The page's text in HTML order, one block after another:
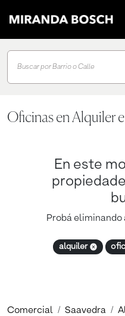
Buscar por Barrio o Calle
Oficinas en Alquiler
En este
Probá eliminando
alquiler
Comercial Saavedra